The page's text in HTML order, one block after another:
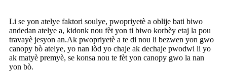
Li se yon atelye faktori soulye, pwopriyetè a oblije bati biwo
andedan atelye a, kidonk nou fèt yon ti biwo korbèy etaj la pou
travayè jesyon an.Ak pwopriyetè a te di nou li bezwen yon gwo
canopy bò atelye, yo nan lòd yo chaje ak dechaje pwodwi li yo
ak matyè premyè, se konsa nou te fèt yon canopy gwo la nan
yon bò.